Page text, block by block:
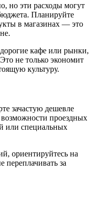
но эти расходы могут
Планируйте
в магазинах — это
кафе или рынки,
не только экономит
культуру.
зачастую дешевле
проездных
или специальных
ориентируйтесь на
за